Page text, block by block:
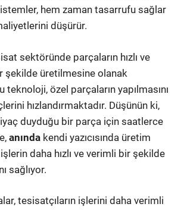
hem zaman tasarrufu sağlar
düşürür.
sektöründe parçaların hızlı ve
şekilde üretilmesine olanak
teknoloji, özel parçaların yapılmasını
hızlandırmaktadır. Düşünün ki,
duyduğu bir parça için saatlerce
anında kendi yazıcısında üretim
daha hızlı ve verimli bir şekilde
sağlıyor.
tesisatçıların işlerini daha verimli